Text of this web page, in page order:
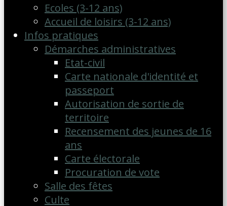
Ecoles (3-12 ans)
Accueil de loisirs (3-12 ans)
Infos pratiques
Démarches administratives
Etat-civil
Carte nationale d'identité et
passeport
Autorisation de sortie de
territoire
Recensement des jeunes de 16
ans
Carte électorale
Procuration de vote
Salle des fêtes
Culte